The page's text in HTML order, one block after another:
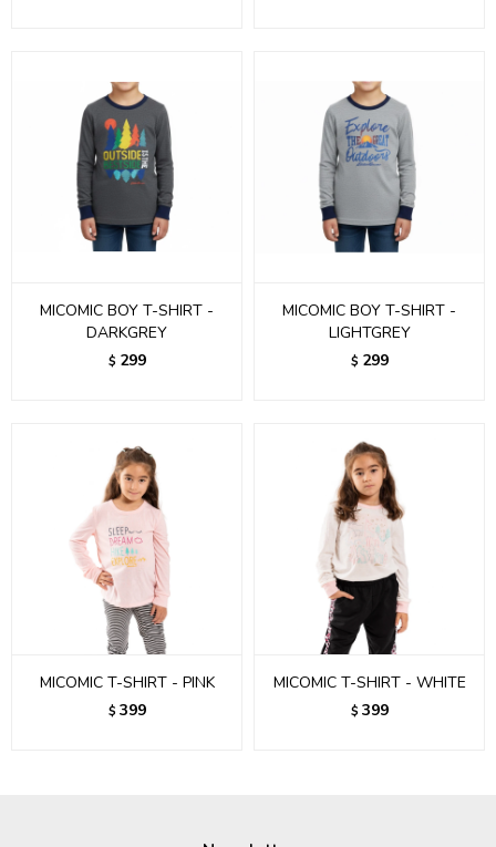
MICOMIC BOY T-SHIRT -
DARKGREY
$ 299
MICOMIC BOY T-SHIRT -
LIGHTGREY
$ 299
MICOMIC T-SHIRT - PINK
$ 399
MICOMIC T-SHIRT - WHITE
$ 399